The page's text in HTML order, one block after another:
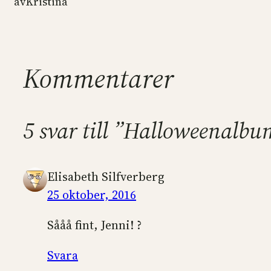
Kommentarer
5 svar till
Elisabeth Silfverberg
25 oktober, 2016
Sååå fint, Jenni! ?
Svara